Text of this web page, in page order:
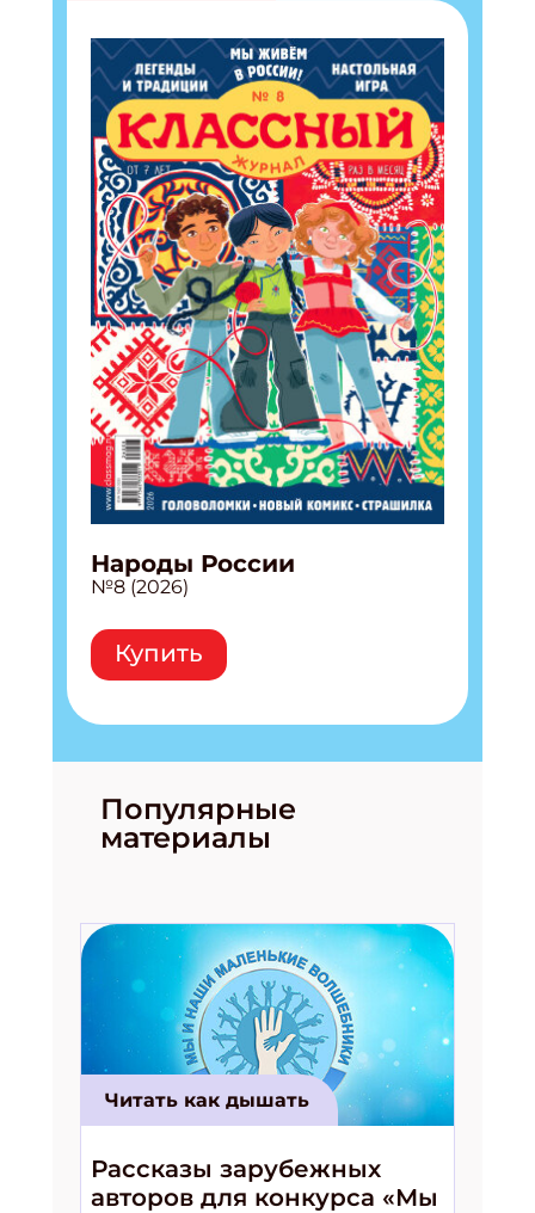
Народы России
№8 (2026)
Купить
Популярные
материалы
Читать как дышать
Рассказы зарубежных
авторов для конкурса «Мы